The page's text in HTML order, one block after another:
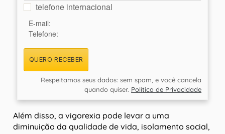
telefone internacional
E-mail:
Telefone:
QUERO RECEBER
Respeitamos seus dados: sem spam, e você cancela
quando quiser. Política de Privacidade
Além disso, a vigorexia pode levar a uma
diminuição da qualidade de vida, isolamento social,